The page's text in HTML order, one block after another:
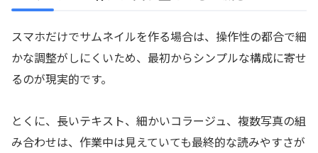
スマホだけでサムネイルを作る場合は、操作性の都合で細
かな調整がしにくいため、最初からシンプルな構成に寄せ
るのが現実的です。
とくに、長いテキスト、細かいコラージュ、複数写真の組
み合わせは、作業中は見えていても最終的な読みやすさが